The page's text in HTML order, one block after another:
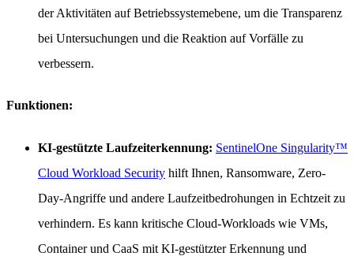
der Aktivitäten auf Betriebssystemebene, um die Transparenz
bei Untersuchungen und die Reaktion auf Vorfälle zu
verbessern.
Funktionen:
KI-gestützte Laufzeiterkennung: SentinelOne Singularity™
Cloud Workload Security hilft Ihnen, Ransomware, Zero-
Day-Angriffe und andere Laufzeitbedrohungen in Echtzeit zu
verhindern. Es kann kritische Cloud-Workloads wie VMs,
Container und CaaS mit KI-gestützter Erkennung und